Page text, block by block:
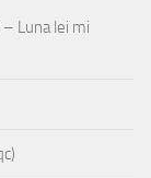
– Luna lei mi